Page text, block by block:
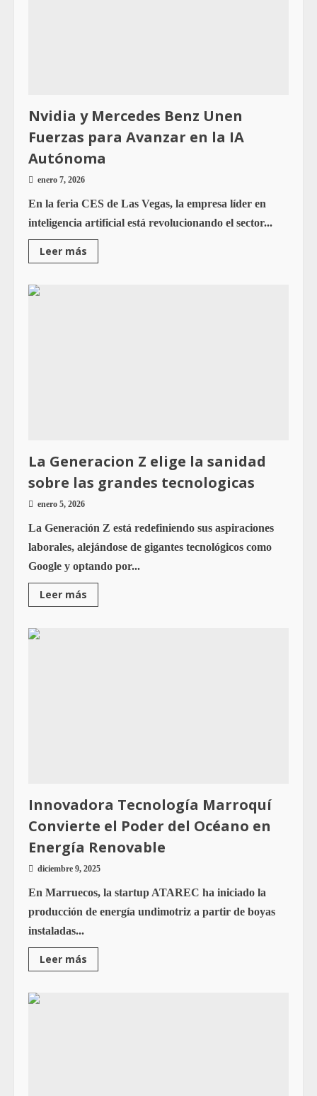
Nvidia y Mercedes Benz Unen
Fuerzas para Avanzar en la IA
Autónoma
enero 7, 2026
En la feria CES de Las Vegas, la empresa líder en
inteligencia artificial está revolucionando el sector...
Leer más
La Generacion Z elige la sanidad
sobre las grandes tecnologicas
enero 5, 2026
La Generación Z está redefiniendo sus aspiraciones
laborales, alejándose de gigantes tecnológicos como
Google y optando por...
Leer más
Innovadora Tecnología Marroquí
Convierte el Poder del Océano en
Energía Renovable
diciembre 9, 2025
En Marruecos, la startup ATAREC ha iniciado la
producción de energía undimotriz a partir de boyas
instaladas...
Leer más